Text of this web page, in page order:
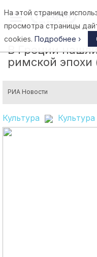
В Греции
римской эпохи
РИА Новости
Культура Культура
На этой странице
просмотра страницы
cookies. Подробнее ›